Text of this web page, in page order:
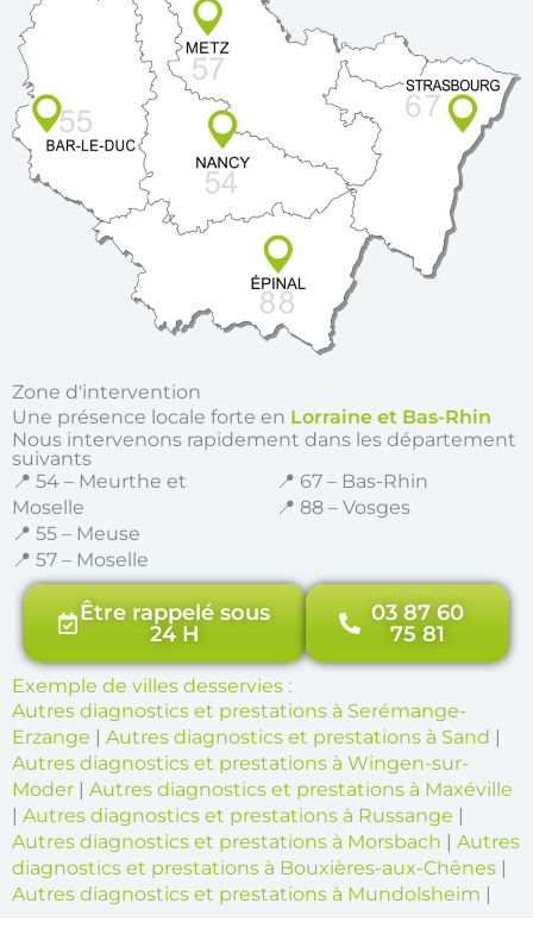
Zone d'intervention
Une présence locale forte en Lorraine et Bas-Rhin
Nous intervenons rapidement dans les département
suivants
📍 54 – Meurthe et
Moselle
📍 55 – Meuse
📍 57 – Moselle
📍 67 – Bas-Rhin
📍 88 – Vosges
Être rappelé sous
24 H
03 87 60
75 81
Exemple de villes desservies :
Autres diagnostics et prestations à Serémange-
Erzange | Autres diagnostics et prestations à Sand |
Autres diagnostics et prestations à Wingen-sur-
Moder | Autres diagnostics et prestations à Maxéville
| Autres diagnostics et prestations à Russange |
Autres diagnostics et prestations à Morsbach | Autres
diagnostics et prestations à Bouxières-aux-Chênes |
Autres diagnostics et prestations à Mundolsheim |